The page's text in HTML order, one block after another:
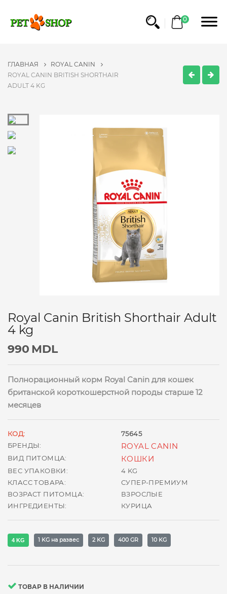
0
ГЛАВНАЯ
ROYAL CANIN
ROYAL CANIN BRITISH SHORTHAIR
ADULT 4 KG
Royal Canin British Shorthair Adult
4 kg
990 MDL
Полнорационный корм Royal Canin для кошек
британской короткошерстной породы старше 12
месяцев
КОД:
75645
БРЕНДЫ:
ROYAL CANIN
ВИД ПИТОМЦА: КОШКИ
ВЕС УПАКОВКИ:
4 KG
КЛАСС ТОВАРА:
СУПЕР-ПРЕМИУМ
ВОЗРАСТ ПИТОМЦА:
ВЗРОСЛЫЕ
ИНГРЕДИЕНТЫ:
КУРИЦА
4 KG 1 KG на развес 2 KG 400 GR 10 KG
ТОВАР В НАЛИЧИИ